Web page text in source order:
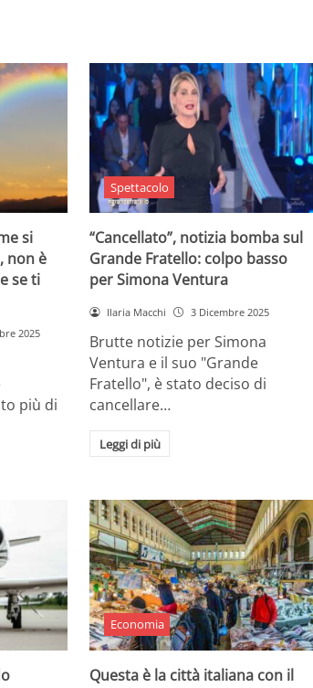
si
non è
se ti
2025
più di
Spettacolo
“Cancellato”, notizia bomba sul
Grande Fratello: colpo basso
per Simona Ventura
Ilaria Macchi 3 Dicembre 2025
Brutte notizie per Simona
Ventura e il suo "Grande
Fratello", è stato deciso di
cancellare…
Leggi di più
Economia
Questa è la città italiana con il